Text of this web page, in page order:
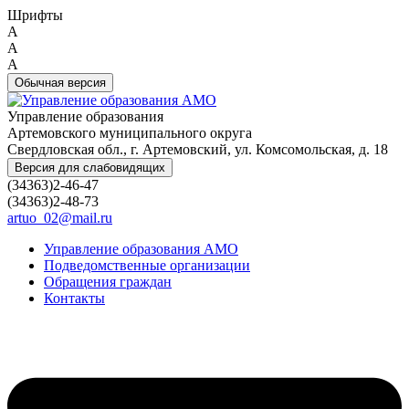
Шрифты
A
A
A
Обычная версия
Управление образования
Артемовского муниципального округа
Свердловская обл., г. Артемовский, ул. Комсомольская, д. 18
Версия для слабовидящих
(34363)2-46-47
(34363)2-48-73
artuo_02@mail.ru
Управление образования АМО
Подведомственные организации
Обращения граждан
Контакты